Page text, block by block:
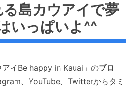
島カウアイで夢
いっぱいよ^^
アイBe happy in Kauai」のブロ
、YouTube、Twitterからタミ